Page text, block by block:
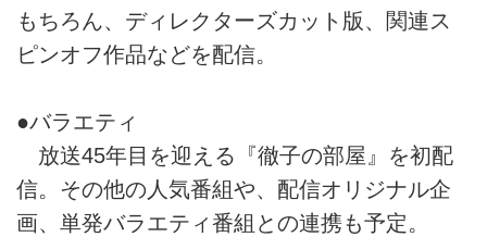
もちろん、ディレクターズカット版、関連ス
ピンオフ作品などを配信。
●バラエティ
放送45年目を迎える『徹子の部屋』を初配
信。その他の人気番組や、配信オリジナル企
画、単発バラエティ番組との連携も予定。